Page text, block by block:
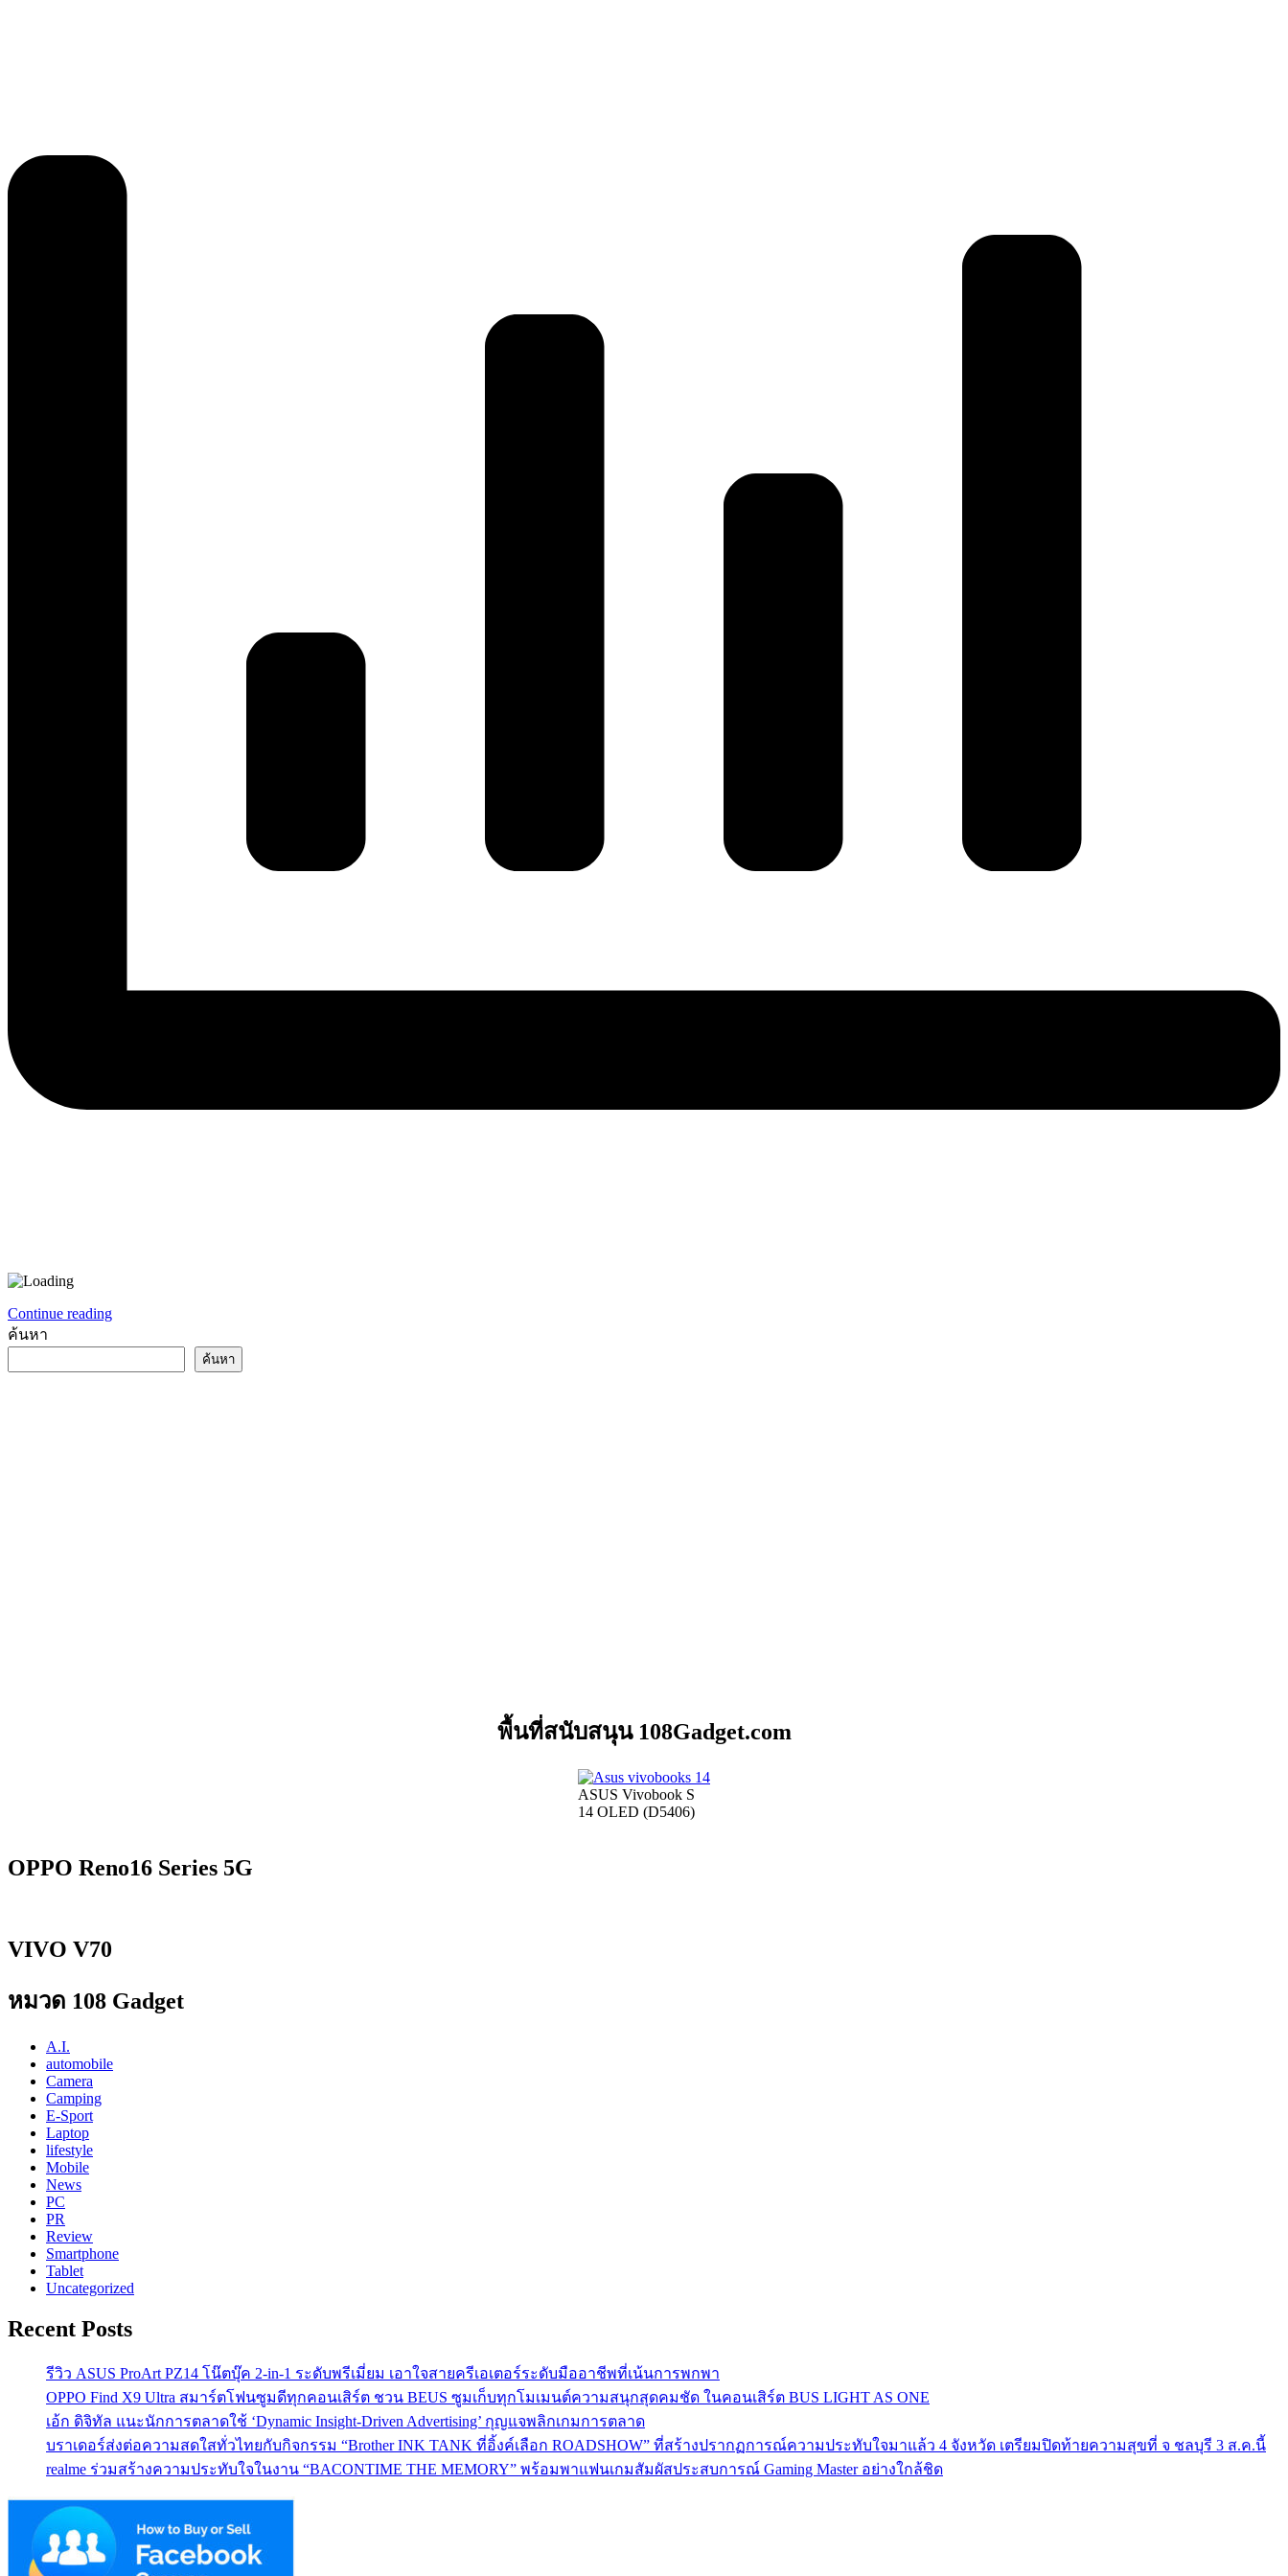
Continue reading
ค้นหา
ค้นหา
พื้นที่สนับสนุน 108Gadget.com
ASUS Vivobook S
14 OLED (D5406)
OPPO Reno16 Series 5G
VIVO V70
หมวด 108 Gadget
A.I.
automobile
Camera
Camping
E-Sport
Laptop
lifestyle
Mobile
News
PC
PR
Review
Smartphone
Tablet
Uncategorized
Recent Posts
รีวิว ASUS ProArt PZ14 โน๊ตบุ๊ค 2-in-1 ระดับพรีเมี่ยม เอาใจสายครีเอเตอร์ระดับมืออาชีพที่เน้นการพกพา
OPPO Find X9 Ultra สมาร์ตโฟนซูมดีทุกคอนเสิร์ต ชวน BEUS ซูมเก็บทุกโมเมนต์ความสนุกสุดคมชัด ในคอนเสิร์ต BUS LIGHT AS ONE
เอ้ก ดิจิทัล แนะนักการตลาดใช้ ‘Dynamic Insight-Driven Advertising’ กุญแจพลิกเกมการตลาด
บราเดอร์ส่งต่อความสดใสทั่วไทยกับกิจกรรม “Brother INK TANK ที่อิ้งค์เลือก ROADSHOW” ที่สร้างปรากฏการณ์ความประทับใจมาแล้ว 4 จังหวัด เตรียมปิดท้ายความสุขที่ จ ชลบุรี 3 ส.ค.นี้
realme ร่วมสร้างความประทับใจในงาน “BACONTIME THE MEMORY” พร้อมพาแฟนเกมสัมผัสประสบการณ์ Gaming Master อย่างใกล้ชิด